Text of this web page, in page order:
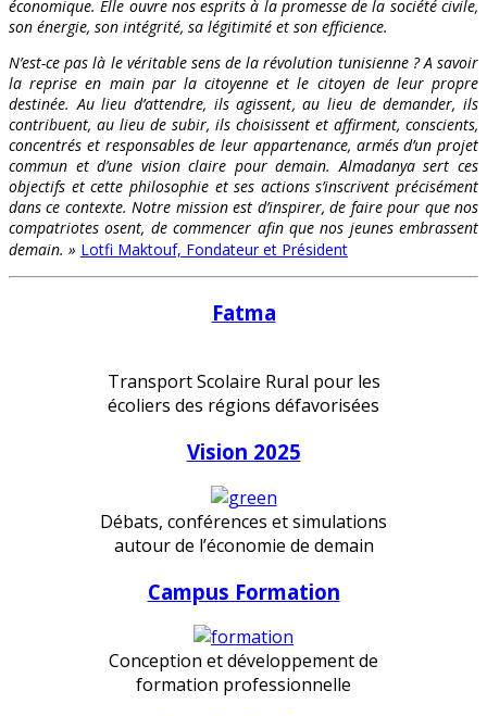
économique. Elle ouvre nos esprits à la promesse de la société civile,
son énergie, son intégrité, sa légitimité et son efficience.
N’est-ce pas là le véritable sens de la révolution tunisienne ? A savoir
la reprise en main par la citoyenne et le citoyen de leur propre
destinée. Au lieu d’attendre, ils agissent, au lieu de demander, ils
contribuent, au lieu de subir, ils choisissent et affirment, conscients,
concentrés et responsables de leur appartenance, armés d’un projet
commun et d’une vision claire pour demain. Almadanya sert ces
objectifs et cette philosophie et ses actions s’inscrivent précisément
dans ce contexte. Notre mission est d’inspirer, de faire pour que nos
compatriotes osent, de commencer afin que nos jeunes embrassent
demain. » Lotfi Maktouf, Fondateur et Président
Fatma
Transport Scolaire Rural pour les
écoliers des régions défavorisées
Vision 2025
Débats, conférences et simulations
autour de l’économie de demain
Campus Formation
Conception et développement de
formation professionnelle